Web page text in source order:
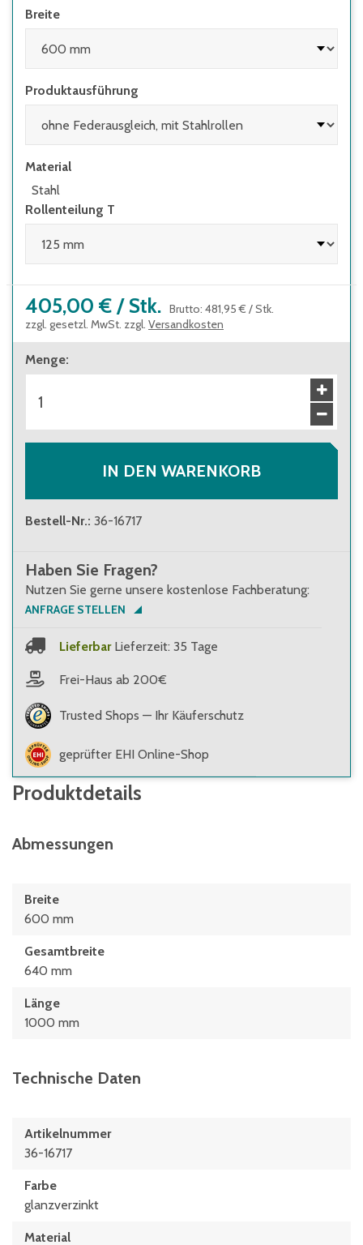
Breite
Produktausführung
Material
Stahl
Rollenteilung T
405,00 € / Stk. Brutto: 481,95 € /Stk.
zzgl. gesetzl. MwSt. zzgl. Versandkosten
Menge:
IN DEN WARENKORB
Bestell-Nr.: 36-16717
Haben Sie Fragen?
Nutzen Sie gerne unsere kostenlose Fachberatung:
ANFRAGE STELLEN
Lieferbar Lieferzeit: 35 Tage
Frei-Haus ab 200€
Trusted Shops — Ihr Käuferschutz
geprüfter EHI Online-Shop
Produktdetails
Abmessungen
Breite
600 mm
Gesamtbreite
640 mm
Länge
1000 mm
Technische Daten
Artikelnummer
36-16717
Farbe
glanzverzinkt
Material